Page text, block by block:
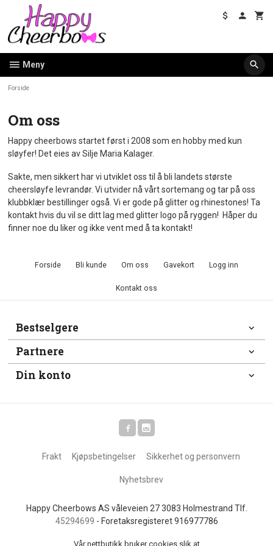
innholdet
Meny
Forside
Om oss
Happy cheerbows startet først i 2008 som en hobby med kun
sløyfer! Det eies av Silje Maria Kalager.
Sakte, men sikkert har vi utviklet oss til å bli landets største
cheersløyfe levrandør. Vi utvider nå vårt sortemang og tar på oss
klubbklær bestillinger også. Vi er gode på glitter og rhinestones! Ta
kontakt hvis du vil se ditt lag med glitter logo på ryggen! Håper du
finner noe du liker og ikke vent med å ta kontakt!
Forside Bli kunde Om oss Gavekort Logg inn
Kontakt oss
Bestselgere
Partnere
Din konto
Frakt Kjøpsbetingelser Sikkerhet og personvern
Nyhetsbrev
Happy Cheerbows AS våleveien 27 3083 Holmestrand Tlf.
45294699 - Foretaksregisteret 916977786
Vår nettbutikk bruker cookies slik at